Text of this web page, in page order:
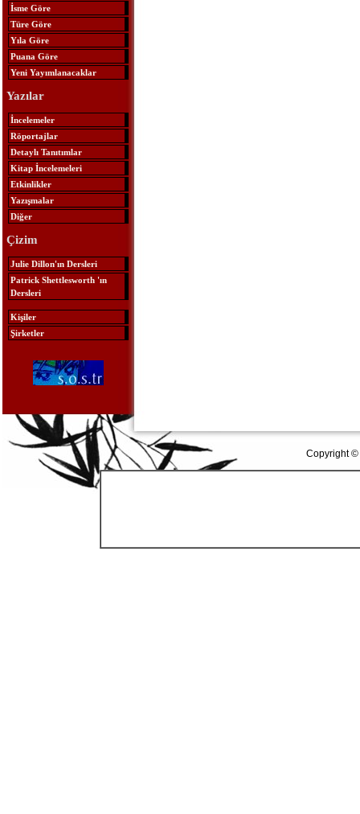
İsme Göre
Türe Göre
Yıla Göre
Puana Göre
Yeni Yayımlanacaklar
Yazılar
İncelemeler
Röportajlar
Detaylı Tanıtımlar
Kitap İncelemeleri
Etkinlikler
Yazışmalar
Diğer
Çizim
Julie Dillon'ın Dersleri
Patrick Shettlesworth 'ın
Dersleri
Kişiler
Şirketler
Copyright ©